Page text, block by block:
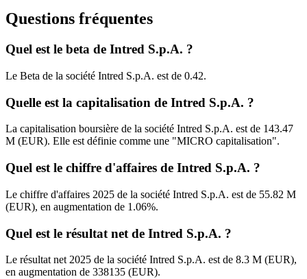
Questions fréquentes
Quel est le beta de Intred S.p.A. ?
Le Beta de la société Intred S.p.A. est de 0.42.
Quelle est la capitalisation de Intred S.p.A. ?
La capitalisation boursière de la société Intred S.p.A. est de 143.47
M (EUR). Elle est définie comme une "MICRO capitalisation".
Quel est le chiffre d'affaires de Intred S.p.A. ?
Le chiffre d'affaires 2025 de la société Intred S.p.A. est de 55.82 M
(EUR), en augmentation de 1.06%.
Quel est le résultat net de Intred S.p.A. ?
Le résultat net 2025 de la société Intred S.p.A. est de 8.3 M (EUR),
en augmentation de 338135 (EUR).